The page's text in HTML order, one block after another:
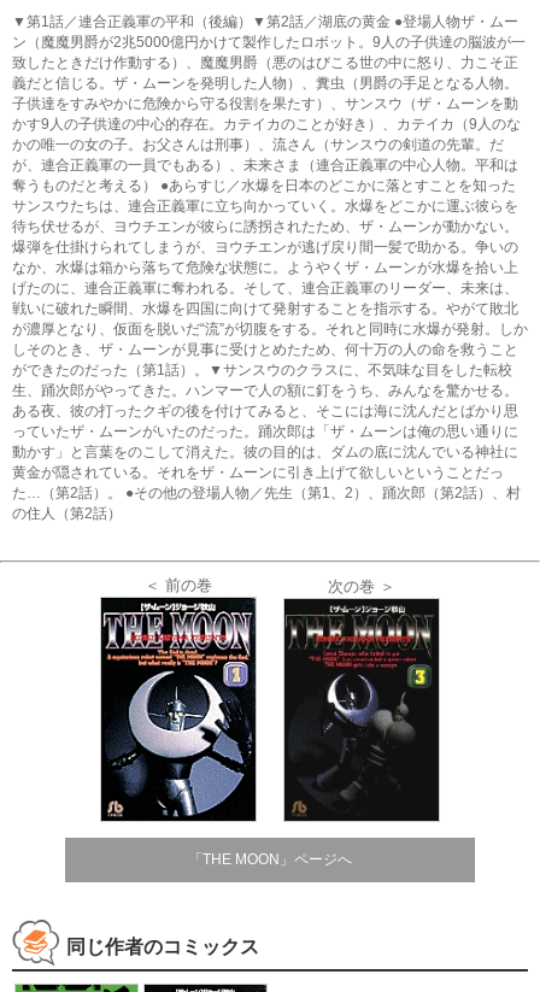
▼第1話／連合正義軍の平和（後編）▼第2話／湖底の黄金 ●登場人物ザ・ムー
ン（魔魔男爵が2兆5000億円かけて製作したロボット。9人の子供達の脳波が一
致したときだけ作動する）、魔魔男爵（悪のはびこる世の中に怒り、力こそ正
義だと信じる。ザ・ムーンを発明した人物）、糞虫（男爵の手足となる人物。
子供達をすみやかに危険から守る役割を果たす）、サンスウ（ザ・ムーンを動
かす9人の子供達の中心的存在。カテイカのことが好き）、カテイカ（9人のな
かの唯一の女の子。お父さんは刑事）、流さん（サンスウの剣道の先輩。だ
が、連合正義軍の一員でもある）、未来さま（連合正義軍の中心人物。平和は
奪うものだと考える） ●あらすじ／水爆を日本のどこかに落とすことを知った
サンスウたちは、連合正義軍に立ち向かっていく。水爆をどこかに運ぶ彼らを
待ち伏せるが、ヨウチエンが彼らに誘拐されたため、ザ・ムーンが動かない。
爆弾を仕掛けられてしまうが、ヨウチエンが逃げ戻り間一髪で助かる。争いの
なか、水爆は箱から落ちて危険な状態に。ようやくザ・ムーンが水爆を拾い上
げたのに、連合正義軍に奪われる。そして、連合正義軍のリーダー、未来は、
戦いに破れた瞬間、水爆を四国に向けて発射することを指示する。やがて敗北
が濃厚となり、仮面を脱いだ“流”が切腹をする。それと同時に水爆が発射。しか
しそのとき、ザ・ムーンが見事に受けとめたため、何十万の人の命を救うこと
ができたのだった（第1話）。▼サンスウのクラスに、不気味な目をした転校
生、踊次郎がやってきた。ハンマーで人の額に釘をうち、みんなを驚かせる。
ある夜、彼の打ったクギの後を付けてみると、そこには海に沈んだとばかり思
っていたザ・ムーンがいたのだった。踊次郎は「ザ・ムーンは俺の思い通りに
動かす」と言葉をのこして消えた。彼の目的は、ダムの底に沈んでいる神社に
黄金が隠されている。それをザ・ムーンに引き上げて欲しいということだっ
た…（第2話）。 ●その他の登場人物／先生（第1、2）、踊次郎（第2話）、村
の住人（第2話）
＜ 前の巻 次の巻 ＞
「THE MOON」ページへ
同じ作者のコミックス